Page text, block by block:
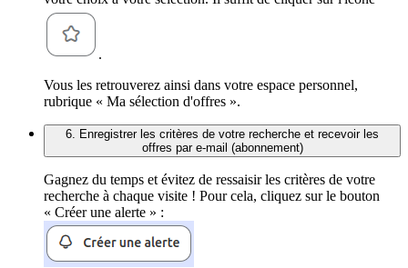
.
Vous les retrouverez ainsi dans votre espace personnel,
rubrique « Ma sélection d'offres ».
6. Enregistrer les critères de votre recherche et recevoir les
offres par e-mail (abonnement)
Gagnez du temps et évitez de ressaisir les critères de votre
recherche à chaque visite ! Pour cela, cliquez sur le bouton
« Créer une alerte » :